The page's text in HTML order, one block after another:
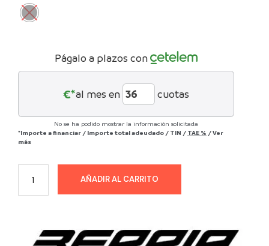
Págalo a plazos con
€*al mes en cuotas
No se ha podido mostrar la información solicitada
*Importe a financiar / Importe total adeudado / TIN / TAE % /Ver
más
AÑADIR AL CARRITO